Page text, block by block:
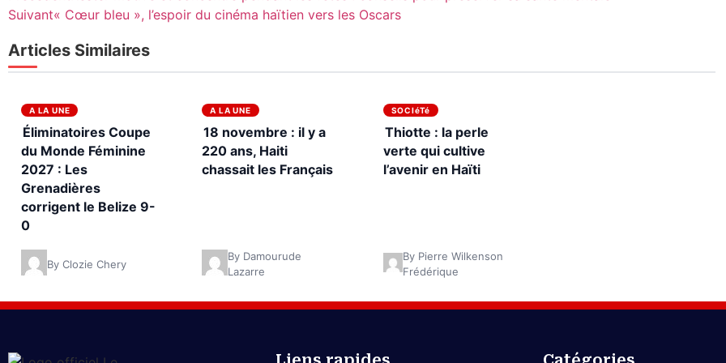
Suivant« Cœur bleu », l’espoir du cinéma haïtien vers les Oscars
Articles Similaires
A LA UNE
Éliminatoires Coupe
du Monde Féminine
2027 : Les
Grenadières
corrigent le Belize 9-
0
By Clozie Chery
A LA UNE
18 novembre : il y a
220 ans, Haiti
chassait les Français
By Damourude
Lazarre
SOCIéTé
Thiotte : la perle
verte qui cultive
l’avenir en Haïti
By Pierre Wilkenson
Frédérique